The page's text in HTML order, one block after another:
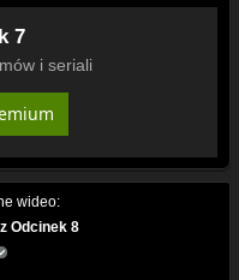
7
i seriali
wideo:
Odcinek 8